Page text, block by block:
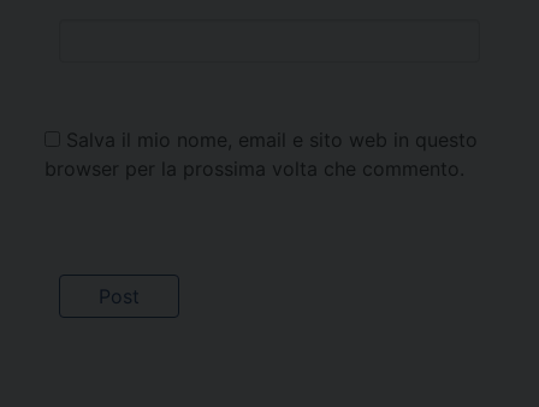
Salva il mio nome, email e sito web in questo
browser per la prossima volta che commento.